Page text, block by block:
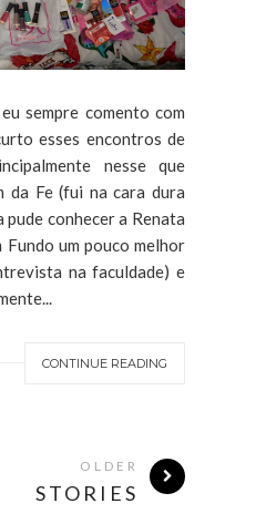
sempre comento com
esses encontros de
nesse que
da Fe (fui na cara dura
conhecer a Renata
Fundo um pouco melhor
na faculdade) e
CONTINUE READING
OLDER
STORIES